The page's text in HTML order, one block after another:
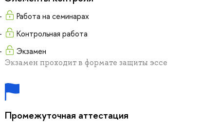
Работа на семинарах
Контрольная работа
Экзамен
Экзамен проходит в формате защиты эссе
Промежуточная аттестация